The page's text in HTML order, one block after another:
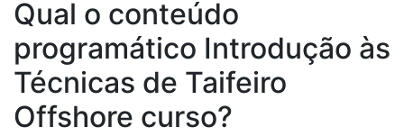
Qual o conteúdo
programático Introdução às
Técnicas de Taifeiro
Offshore curso?